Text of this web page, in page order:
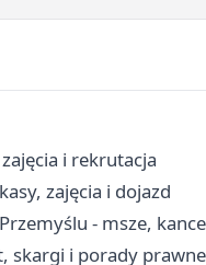
i rekrutacja
zajęcia i dojazd
- msze,
skargi i porady prawne